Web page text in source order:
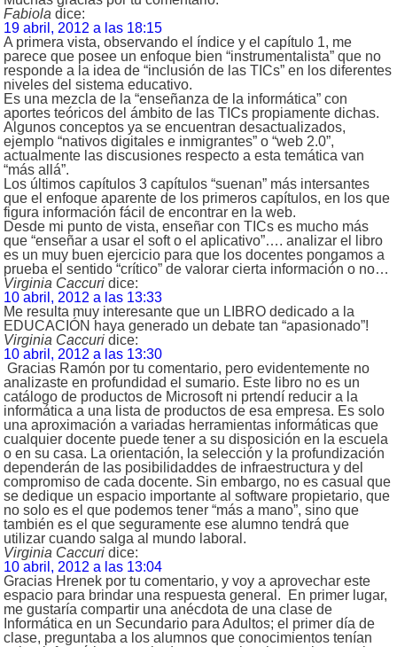
Fabiola dice:
19 abril, 2012 a las 18:15
A primera vista, observando el índice y el capítulo 1, me
parece que posee un enfoque bien “instrumentalista” que no
responde a la idea de “inclusión de las TICs” en los diferentes
niveles del sistema educativo.
Es una mezcla de la “enseñanza de la informática” con
aportes teóricos del ámbito de las TICs propiamente dichas.
Algunos conceptos ya se encuentran desactualizados,
ejemplo “nativos digitales e inmigrantes” o “web 2.0”,
actualmente las discusiones respecto a esta temática van
“más allá”.
Los últimos capítulos 3 capítulos “suenan” más intersantes
que el enfoque aparente de los primeros capítulos, en los que
figura información fácil de encontrar en la web.
Desde mi punto de vista, enseñar con TICs es mucho más
que “enseñar a usar el soft o el aplicativo”…. analizar el libro
es un muy buen ejercicio para que los docentes pongamos a
prueba el sentido “crítico” de valorar cierta información o no…
Virginia Caccuri dice:
10 abril, 2012 a las 13:33
Me resulta muy interesante que un LIBRO dedicado a la
EDUCACIÓN haya generado un debate tan “apasionado”!
Virginia Caccuri dice:
10 abril, 2012 a las 13:30
Gracias Ramón por tu comentario, pero evidentemente no
analizaste en profundidad el sumario. Este libro no es un
catálogo de productos de Microsoft ni prtendí reducir a la
informática a una lista de productos de esa empresa. Es solo
una aproximación a variadas herramientas informáticas que
cualquier docente puede tener a su disposición en la escuela
o en su casa. La orientación, la selección y la profundización
dependerán de las posibilidaddes de infraestructura y del
compromiso de cada docente. Sin embargo, no es casual que
se dedique un espacio importante al software propietario, que
no solo es el que podemos tener “más a mano”, sino que
también es el que seguramente ese alumno tendrá que
utilizar cuando salga al mundo laboral.
Virginia Caccuri dice:
10 abril, 2012 a las 13:04
Gracias Hrenek por tu comentario, y voy a aprovechar este
espacio para brindar una respuesta general. En primer lugar,
me gustaría compartir una anécdota de una clase de
Informática en un Secundario para Adultos; el primer día de
clase, preguntaba a los alumnos que conocimientos tenían